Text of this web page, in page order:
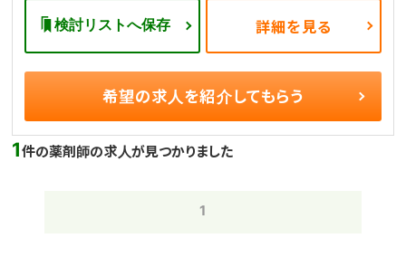
検討リストへ保存 詳細を見る
希望の求人を紹介してもらう
1件の薬剤師の求人が見つかりました
1